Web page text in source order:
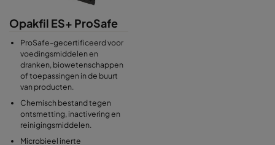
Opakfil ES+ ProSafe
ProSafe-gecertificeerd voor
voedingsmiddelen en
dranken, biowetenschappen
of toepassingen in de buurt
van producten.
Chemisch bestand tegen
ontsmetting, inactivering en
reinigingsmiddelen.
Microbieel inerte